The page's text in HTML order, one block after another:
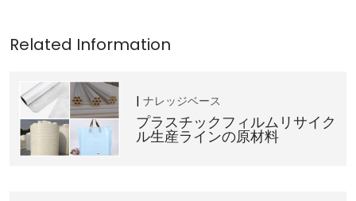
ナレッジベース
プラスチックフィルムリサイク
ル生産ラインの原材料